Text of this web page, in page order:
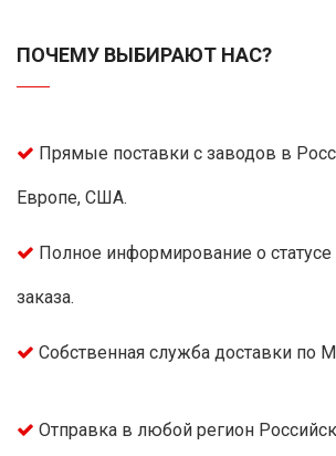
ПОЧЕМУ ВЫБИРАЮТ НАС?
Прямые поставки с заводов в
Европе, США.
Полное информирование о
заказа.
Собственная служба доставки по
Отправка в любой регион